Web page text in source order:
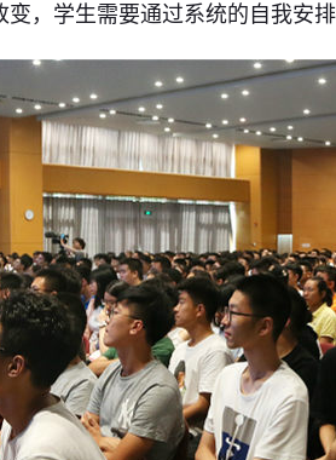
，学生需要通过系统的自我安排